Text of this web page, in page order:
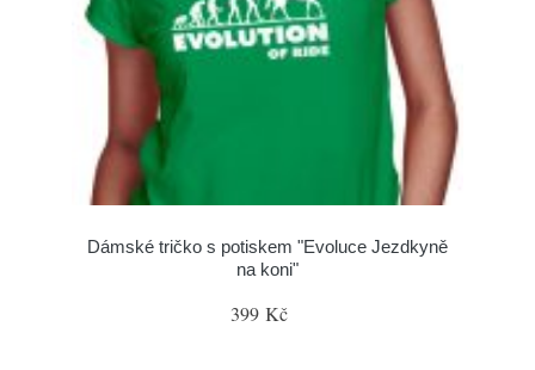
Dámské tričko s potiskem "Evoluce Jezdkyně
na koni"
399 Kč